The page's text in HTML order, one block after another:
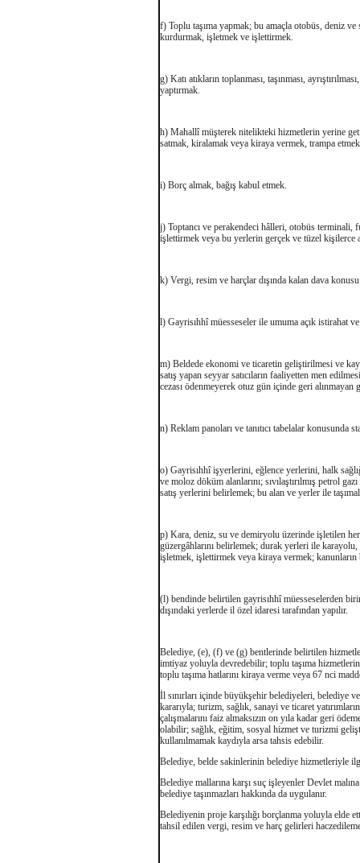
f) Toplu taşıma yapmak; bu amaçla otobüs, deniz
kurdurmak, işletmek ve işlettirmek.
g) Katı atıkların toplanması, taşınması,
yaptırmak.
h) Mahallî müşterek nitelikteki hizmetlerin yerine
satmak, kiralamak veya kiraya vermek, trampa
i) Borç almak, bağış kabul etmek.
j) Toptancı ve perakendeci hâlleri, otobüs terminali,
işlettirmek veya bu yerlerin gerçek ve tüzel kişilerce
k) Vergi, resim ve harçlar dışında kalan dava
l) Gayrisıhhî müesseseler ile umuma açık istirahat
m) Beldede ekonomi ve ticaretin geliştirilmesi ve
satış yapan seyyar satıcıların faaliyetten men
cezası ödenmeyerek otuz gün içinde geri alınmayan
n) Reklam panoları ve tanıtıcı tabelalar konusunda
o) Gayrisıhhî işyerlerini, eğlence yerlerini, halk
ve moloz döküm alanlarını; sıvılaştırılmış petrol
satış yerlerini belirlemek; bu alan ve yerler ile
p) Kara, deniz, su ve demiryolu üzerinde işletilen
güzergâhlarını belirlemek; durak yerleri ile
işletmek, işlettirmek veya kiraya vermek;
(l) bendinde belirtilen gayrisıhhî müesseselerden
dışındaki yerlerde il özel idaresi tarafından yapılır.
Belediye, (e), (f) ve (g) bentlerinde belirtilen
imtiyaz yoluyla devredebilir; toplu taşıma
toplu taşıma hatlarını kiraya verme veya 67 nci
İl sınırları içinde büyükşehir belediyeleri, belediye
kararıyla; turizm, sağlık, sanayi ve ticaret
çalışmalarını faiz almaksızın on yıla kadar geri
olabilir; sağlık, eğitim, sosyal hizmet ve turizmi
kullanılmamak kaydıyla arsa tahsis edebilir.
Belediye, belde sakinlerinin belediye hizmetleriyle
Belediye mallarına karşı suç işleyenler Devlet
belediye taşınmazları hakkında da uygulanır.
Belediyenin proje karşılığı borçlanma yoluyla elde
tahsil edilen vergi, resim ve harç gelirleri